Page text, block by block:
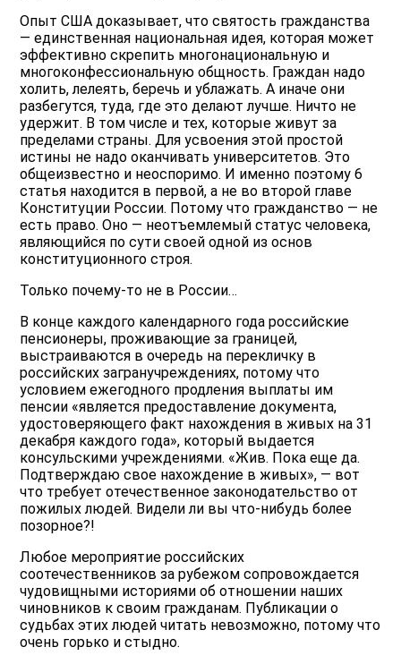
Опыт США доказывает, что святость гражданства
— единственная национальная идея, которая может
эффективно скрепить многонациональную и
многоконфессиональную общность. Граждан надо
холить, лелеять, беречь и ублажать. А иначе они
разбегутся, туда, где это делают лучше. Ничто не
удержит. В том числе и тех, которые живут за
пределами страны. Для усвоения этой простой
истины не надо оканчивать университетов. Это
общеизвестно и неоспоримо. И именно поэтому 6
статья находится в первой, а не во второй главе
Конституции России. Потому что гражданство — не
есть право. Оно — неотъемлемый статус человека,
являющийся по сути своей одной из основ
конституционного строя.
Только почему-то не в России…
В конце каждого календарного года российские
пенсионеры, проживающие за границей,
выстраиваются в очередь на перекличку в
российских загранучреждениях, потому что
условием ежегодного продления выплаты им
пенсии «является предоставление документа,
удостоверяющего факт нахождения в живых на 31
декабря каждого года», который выдается
консульскими учреждениями. «Жив. Пока еще да.
Подтверждаю свое нахождение в живых», — вот
что требует отечественное законодательство от
пожилых людей. Видели ли вы что-нибудь более
позорное?!
Любое мероприятие российских
соотечественников за рубежом сопровождается
чудовищными историями об отношении наших
чиновников к своим гражданам. Публикации о
судьбах этих людей читать невозможно, потому что
очень горько и стыдно.